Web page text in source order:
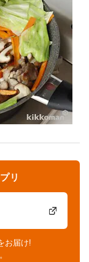
リ
お届け!